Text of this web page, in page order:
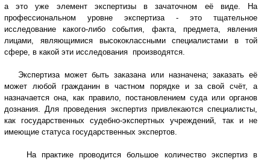
а это уже элемент экспертизы в зачаточном её виде. На
профессиональном уровне экспертиза - это тщательное
исследование какого-либо события, факта, предмета, явления
лицами, являющимися высококлассными специалистами в той
сфере, в какой эти исследования производятся.
Экспертиза может быть заказана или назначена; заказать её
может любой гражданин в частном порядке и за свой счёт, а
назначается она, как правило, постановлением суда или органов
дознания. Для проведения экспертиз привлекаются специалисты,
как государственных судебно-экспертных учреждений, так и не
имеющие статуса государственных экспертов.
На практике проводится большое количество экспертиз в